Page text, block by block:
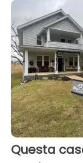
Questa